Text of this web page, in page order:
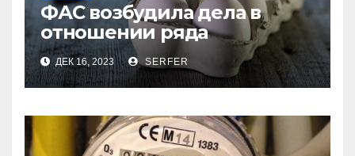
ФАС возбудила дела в
отношении ряда
региональных
производителей куриных
яиц
ДЕК 16, 2023 SERFER